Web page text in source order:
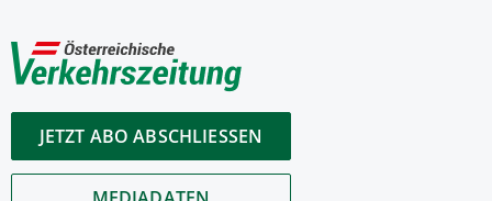
JETZT ABO ABSCHLIESSEN